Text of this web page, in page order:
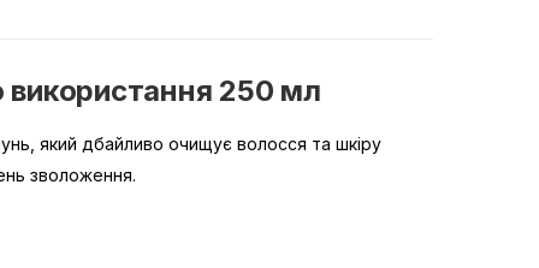
250 мл
який дбайливо очищує волосся та шкіру
зволоження.